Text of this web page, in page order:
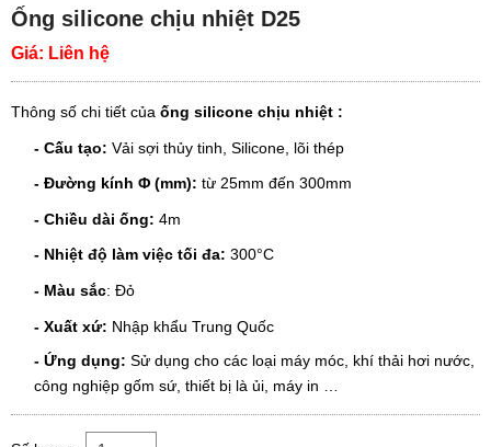
Ống silicone chịu nhiệt D25
Giá: Liên hệ
Thông số chi tiết của ống silicone chịu nhiệt :
- Cấu tạo: Vải sợi thủy tinh, Silicone, lõi thép
- Đường kính Φ (mm): từ 25mm đến 300mm
- Chiều dài ống: 4m
- Nhiệt độ làm việc tối đa: 300°C
- Màu sắc: Đỏ
- Xuất xứ: Nhập khẩu Trung Quốc
- Ứng dụng: Sử dụng cho các loại máy móc, khí thải hơi nước,
công nghiệp gốm sứ, thiết bị là ủi, máy in …